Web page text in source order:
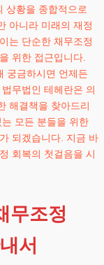
상황을 종합적으로
아니라 미래의 재정
는 단순한 채무조정
위한 접근입니다.
궁금하시면 언제든
무법인 테헤란은 의
해결책을 찾아드리
모든 분들을 위한
되겠습니다. 지금 바
회복의 첫걸음을 시
무조정
서